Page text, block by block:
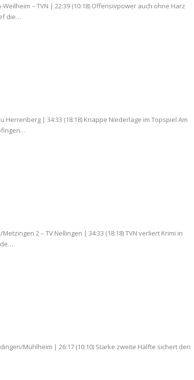
Weilheim – TVN | 22:39 (10:18) Offensivpower auch ohne Harz
die…
Herrenberg | 34:33 (18:18) Knappe Niederlage im Topspiel Am
2 – TV Nellingen | 34:33 (18:18) TVN verliert Krimi in
Mühlheim | 26:17 (10:10) Starke zweite Hälfte sichert den